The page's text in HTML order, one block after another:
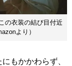
の衣装の結び目付近
より）
もかかわらず、